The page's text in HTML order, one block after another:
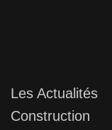
Les Actualités
Construction